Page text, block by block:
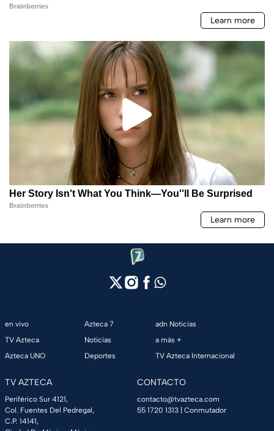
en vivo
TV Azteca
Azteca UNO
Azteca 7
Noticias
Deportes
adn Noticias
a más +
TV Azteca Internacional
TV AZTECA
Periférico Sur 4121,
Col. Fuentes Del Pedregal,
C.P. 14141,
CONTACTO
contacto@tvazteca.com
55 1720 1313 | Conmutador